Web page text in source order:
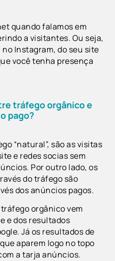
quando falamos em
a visitantes. Ou seja,
Instagram, do seu site
você tenha presença
tráfego orgânico e
pago?
“natural”, são as visitas
e redes socias sem
Por outro lado, os
do tráfego são
dos anúncios pagos.
orgânico vem
e dos resultados
Já os resultados de
aparem logo no topo
a tarja anúncios.